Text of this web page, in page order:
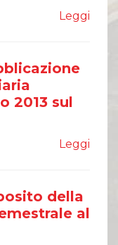
Leggi
2013 sul
Leggi
della
al